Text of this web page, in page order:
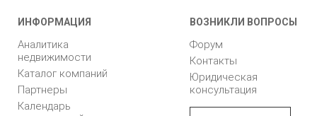
ИНФОРМАЦИЯ
Аналитика
недвижимости
Каталог компаний
Партнеры
Календарь
ВОЗНИКЛИ ВОПРОСЫ
Форум
Контакты
Юридическая
консультация